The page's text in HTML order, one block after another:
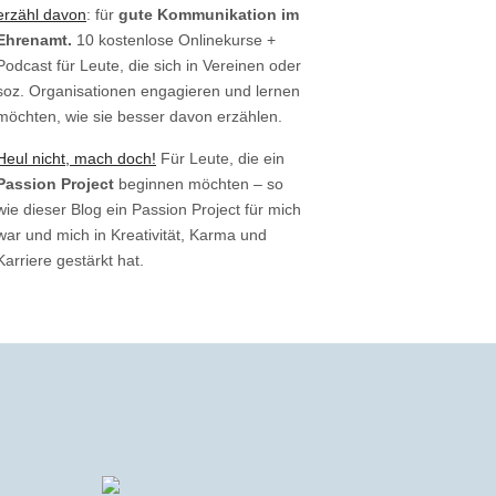
davon: für gute Kommunikation im
10 kostenlose Onlinekurse +
für Leute, die sich in Vereinen oder
Organisationen engagieren und lernen
wie sie besser davon erzählen.
nicht, mach doch! Für Leute, die ein
Project beginnen möchten – so
dieser Blog ein Passion Project für mich
und mich in Kreativität, Karma und
gestärkt hat.